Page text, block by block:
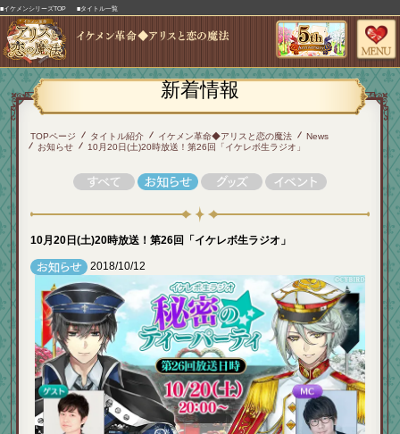
■イケメンシリーズTOP ■タイトル一覧
新着情報
TOPページ タイトル紹介 イケメン革命◆アリスと恋の魔法
News
お知らせ
10月20日(土)20時放送！第26回「イケレボ生ラジオ」
10月20日(土)20時放送！第26回「イケレボ生ラジオ」
2018/10/12